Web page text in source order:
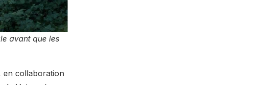
avant que les
en collaboration